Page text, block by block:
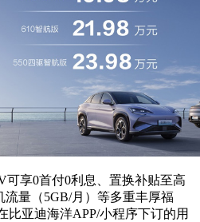
可享0首付0利息、置换补贴至高
流量（5GB/月）等多重丰厚福
比亚迪海洋APP/小程序下订的用